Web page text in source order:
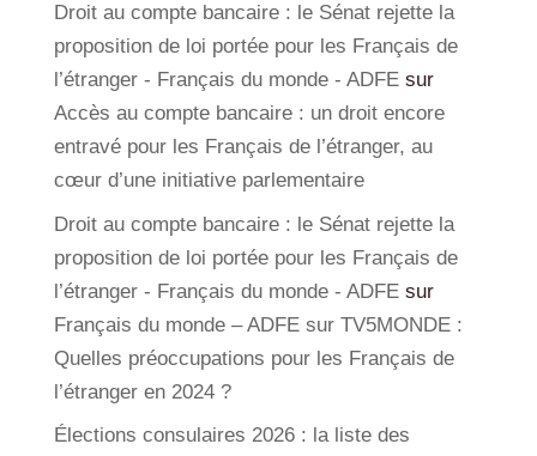
Droit au compte bancaire : le Sénat rejette la
proposition de loi portée pour les Français de
l’étranger - Français du monde - ADFEsur
Accès au compte bancaire : un droit encore
entravé pour les Français de l’étranger, au
cœur d’une initiative parlementaire
Droit au compte bancaire : le Sénat rejette la
proposition de loi portée pour les Français de
l’étranger - Français du monde - ADFEsur
Français du monde – ADFE sur TV5MONDE :
Quelles préoccupations pour les Français de
l’étranger en 2024 ?
Élections consulaires 2026 : la liste des